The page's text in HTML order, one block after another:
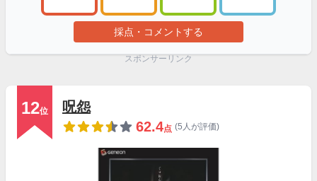
採点・コメントする
スポンサーリンク
12位
呪怨
62.4点 (5人が評価)